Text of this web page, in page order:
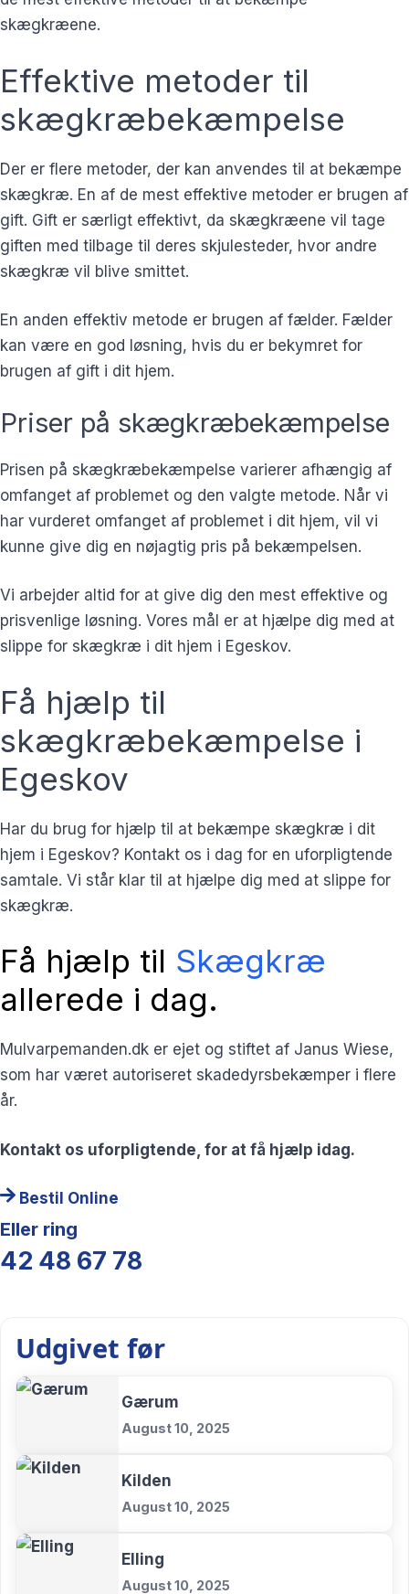
skægkræene.
Effektive metoder til
skægkræbekæmpelse
Der er flere metoder, der kan anvendes til at bekæmpe
skægkræ. En af de mest effektive metoder er brugen af
gift. Gift er særligt effektivt, da skægkræene vil tage
giften med tilbage til deres skjulesteder, hvor andre
skægkræ vil blive smittet.
En anden effektiv metode er brugen af fælder. Fælder
kan være en god løsning, hvis du er bekymret for
brugen af gift i dit hjem.
Priser på skægkræbekæmpelse
Prisen på skægkræbekæmpelse varierer afhængig af
omfanget af problemet og den valgte metode. Når vi
har vurderet omfanget af problemet i dit hjem, vil vi
kunne give dig en nøjagtig pris på bekæmpelsen.
Vi arbejder altid for at give dig den mest effektive og
prisvenlige løsning. Vores mål er at hjælpe dig med at
slippe for skægkræ i dit hjem i Egeskov.
Få hjælp til
skægkræbekæmpelse i
Egeskov
Har du brug for hjælp til at bekæmpe skægkræ i dit
hjem i Egeskov? Kontakt os i dag for en uforpligtende
samtale. Vi står klar til at hjælpe dig med at slippe for
skægkræ.
Få hjælp til Skægkræ
allerede i dag.
Mulvarpemanden.dk er ejet og stiftet af Janus Wiese,
som har været autoriseret skadedyrsbekæmper i flere
år.
Kontakt os uforpligtende, for at få hjælp idag.
Bestil Online
Eller ring
42 48 67 78
Udgivet før
Gærum
August 10, 2025
Kilden
August 10, 2025
Elling
August 10, 2025